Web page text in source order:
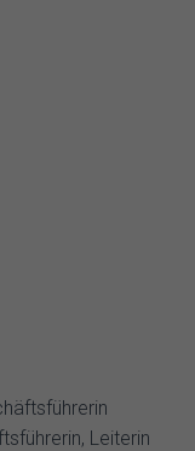
Leiterin